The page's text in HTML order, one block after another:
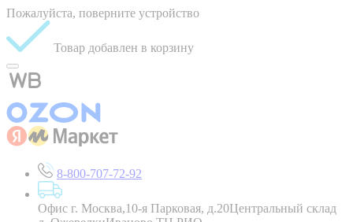
Пожалуйста, поверните устройство
Товар добавлен в корзину
8-800-707-72-92
Офис г. Москва,10-я Парковая, д.20Центральный склад